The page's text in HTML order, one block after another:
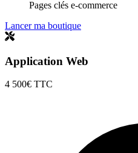
Pages clés e-commerce
Lancer ma boutique
Application Web
4 500€ TTC